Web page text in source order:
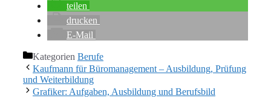
teilen
drucken
E-Mail
Kategorien Berufe
Kaufmann für Büromanagement – Ausbildung, Prüfung
und Weiterbildung
Grafiker: Aufgaben, Ausbildung und Berufsbild